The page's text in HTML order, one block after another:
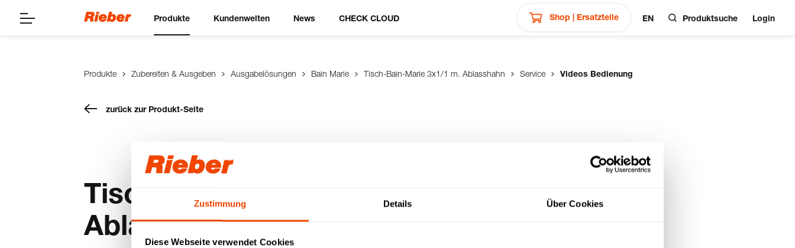
Zustimmung Details Über Cookies
Diese Webseite verwendet Cookies
Produkte Kundenwelten News CHECK CLOUD Shop | Ersatzteile EN Produktsuche Login
Produkte Zubereiten & Ausgeben Ausgabelösungen Bain Marie Tisch-Bain-Marie 3x1/1 m. Ablasshahn Service Videos Bedienung
zurück zur Produkt-Seite
Tisch-Bain-Marie 3x1/1 m.
Ablasshahn